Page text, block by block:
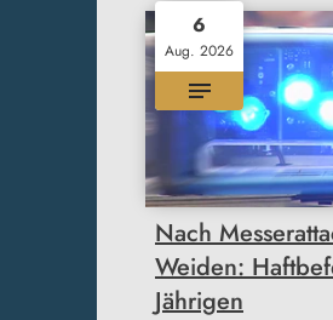
6
Aug. 2026
Nach
Weiden:
Jährigen